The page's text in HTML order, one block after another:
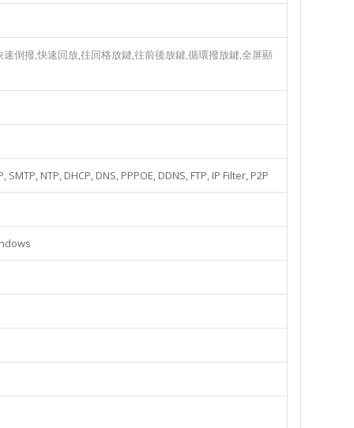
倒撥,快速回放,往回格放鍵,往前後放鍵,循環撥放鍵,全屏顯
SMTP, NTP, DHCP, DNS, PPPOE, DDNS, FTP, IP Filter, P2P